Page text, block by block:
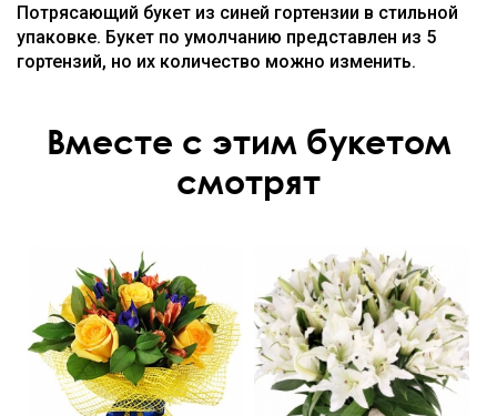
Потрясающий букет из синей гортензии в стильной
упаковке. Букет по умолчанию представлен из 5
гортензий, но их количество можно изменить.
Вместе с этим букетом
смотрят